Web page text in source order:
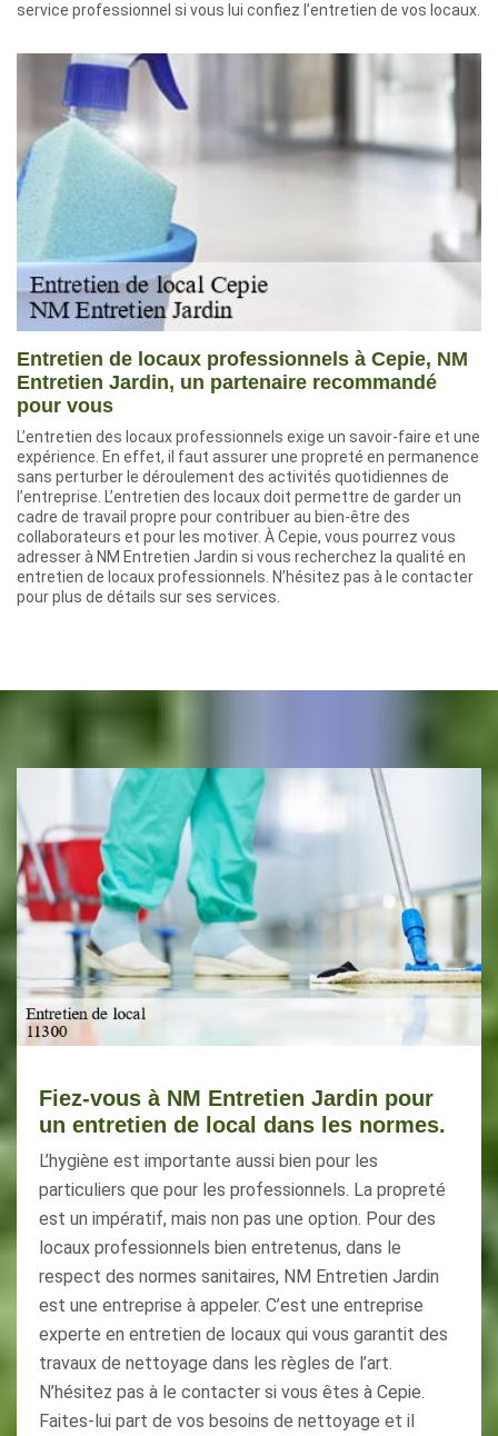
service professionnel si vous lui confiez l’entretien de vos locaux.
Entretien de locaux professionnels à Cepie, NM
Entretien Jardin, un partenaire recommandé
pour vous
L’entretien des locaux professionnels exige un savoir-faire et une
expérience. En effet, il faut assurer une propreté en permanence
sans perturber le déroulement des activités quotidiennes de
l’entreprise. L’entretien des locaux doit permettre de garder un
cadre de travail propre pour contribuer au bien-être des
collaborateurs et pour les motiver. À Cepie, vous pourrez vous
adresser à NM Entretien Jardin si vous recherchez la qualité en
entretien de locaux professionnels. N’hésitez pas à le contacter
pour plus de détails sur ses services.
Fiez-vous à NM Entretien Jardin pour
un entretien de local dans les normes.
L’hygiène est importante aussi bien pour les
particuliers que pour les professionnels. La propreté
est un impératif, mais non pas une option. Pour des
locaux professionnels bien entretenus, dans le
respect des normes sanitaires, NM Entretien Jardin
est une entreprise à appeler. C’est une entreprise
experte en entretien de locaux qui vous garantit des
travaux de nettoyage dans les règles de l’art.
N’hésitez pas à le contacter si vous êtes à Cepie.
Faites-lui part de vos besoins de nettoyage et il